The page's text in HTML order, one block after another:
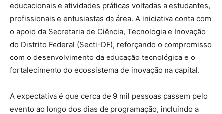
educacionais e atividades práticas voltadas a estudantes,
profissionais e entusiastas da área. A iniciativa conta com
o apoio da Secretaria de Ciência, Tecnologia e Inovação
do Distrito Federal (Secti-DF), reforçando o compromisso
com o desenvolvimento da educação tecnológica e o
fortalecimento do ecossistema de inovação na capital.
A expectativa é que cerca de 9 mil pessoas passem pelo
evento ao longo dos dias de programação, incluindo a